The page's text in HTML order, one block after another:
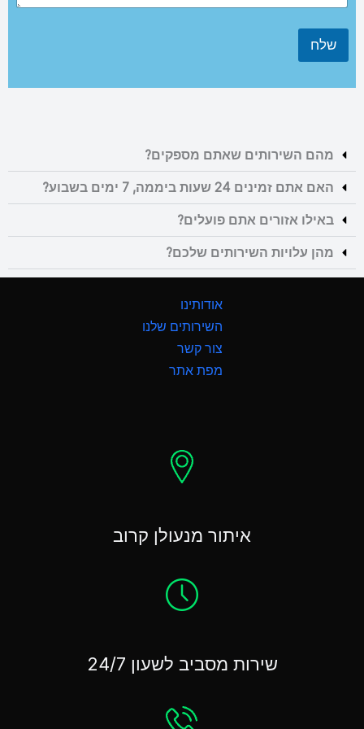
שלח
מהם השירותים שאתם מספקים?
האם אתם זמינים 24 שעות ביממה, 7 ימים בשבוע?
באילו אזורים אתם פועלים?
מהן עלויות השירותים שלכם?
אודותינו
השירותים שלנו
צור קשר
מפת אתר
איתור מנעולן קרוב
שירות מסביב לשעון 24/7